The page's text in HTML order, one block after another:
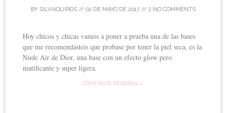
BY SILVIAQUIROS// 02 DE MAYO DE 2017// NO COMMENTS
Hoy chicos y chicas vamos a poner a prueba una de las bases
que me recomendásteis que probase por tener la piel seca, es la
Nude Air de Dior, una base con un efecto glow pero
matificante y super ligera.
CONTINUE READING →